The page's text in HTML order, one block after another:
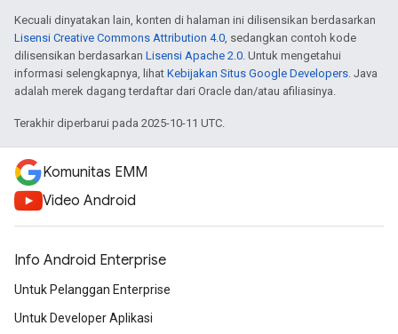
Kecuali dinyatakan lain, konten di halaman ini dilisensikan berdasarkan
Lisensi Creative Commons Attribution 4.0, sedangkan contoh kode
dilisensikan berdasarkan Lisensi Apache 2.0. Untuk mengetahui
informasi selengkapnya, lihat Kebijakan Situs Google Developers. Java
adalah merek dagang terdaftar dari Oracle dan/atau afiliasinya.
Terakhir diperbarui pada 2025-10-11 UTC.
Komunitas EMM
Video Android
Info Android Enterprise
Untuk Pelanggan Enterprise
Untuk Developer Aplikasi